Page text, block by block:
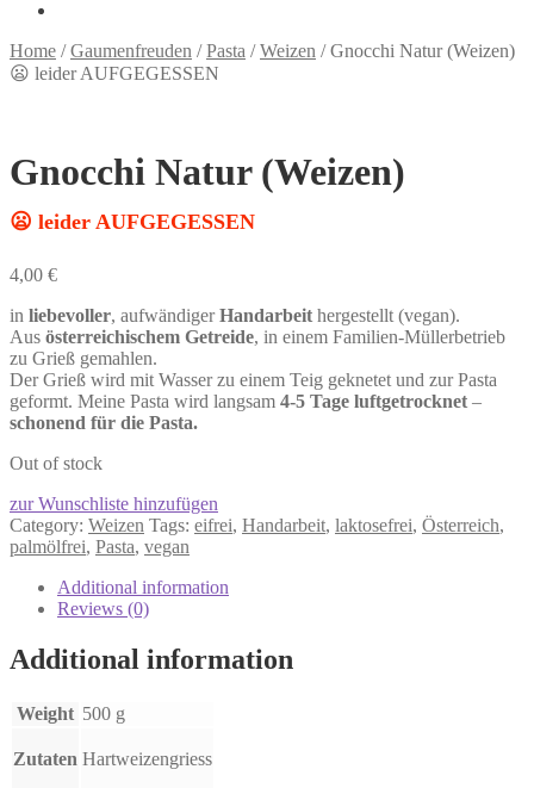
Home /Gaumenfreuden /Pasta /Weizen /Gnocchi Natur (Weizen)
😦 leider AUFGEGESSEN
Gnocchi Natur (Weizen)
😦 leider AUFGEGESSEN
4,00 €
in liebevoller, aufwändigerHandarbeit hergestellt (vegan).
Aus österreichischem Getreide, in einem Familien-Müllerbetrieb
zu Grieß gemahlen.
Der Grieß wird mit Wasser zu einem Teig geknetet und zur Pasta
geformt. Meine Pasta wird langsam 4-5 Tage luftgetrocknet –
schonend für die Pasta.
Out of stock
zur Wunschliste hinzufügen
Category: Weizen Tags: eifrei, Handarbeit, laktosefrei, Österreich,
palmölfrei, Pasta, vegan
Additional information
Reviews (0)
Additional information
Weight 500 g
Zutaten Hartweizengriess